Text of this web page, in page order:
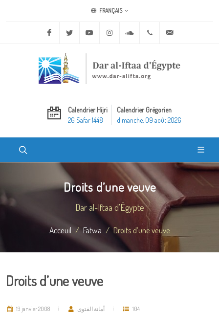
FRANÇAIS
Facebook Twitter Youtube Instagram Soundcloud+20 2 25970400
Calendrier Hijri
26 Safar 1448
Calendrier Grégorien
dimanche, 09 août 2026
Droits d’une veuve
Dar al-Iftaa d'Égypte
Acceuil Fatwa Droits d’une veuve
Droits d’une veuve
19 janvier 2008 أمانة الفتوى 104